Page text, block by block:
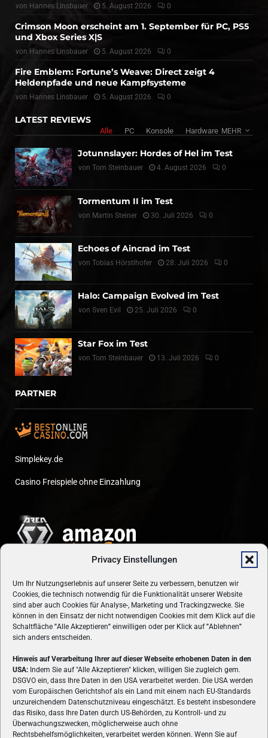
Privacy Einstellungen
Um Ihr Nutzungserlebnis auf unserer Seite zu verbessern, benutzen wir
Cookies, die technisch notwendig für die Funktionalität unserer Website
sind aber auch Cookies für Analyse-, Marketing und Trackingzwecke. Sie
können in den Einsatz der nicht notwendigen Cookies mit dem Klick auf die
Schaltfläche "Alle Akzeptieren" einwilligen oder per Klick auf"Ablehnen"
sich anders entscheiden.
Hinweis auf Verarbeitung Ihrer auf dieser Webseite erhobenen Daten in den
USA: Indem Sie auf "Alle Akzeptieren" klicken, willigen Sie zugleich gem.
DSGVO ein, dass Ihre Daten in den USA verarbeitet werden. Die USA werden
vom Europäischen Gerichtshof als ein Land mit einem nach EU-Standards
unzureichendem Datenschutzniveau eingeschätzt. Es besteht insbesondere
das Risiko, dass Ihre Daten durch US-Behörden, zu Kontroll- und zu
Überwachungszwecken, möglicherweise auch ohne
Rechtsbehelfsmöglichkeiten, verarbeitet werden können. Wenn Sie auf
von Hannes Linsbauer 5. August 2026 0
Crimson Moon erscheint am 1. September für PC, PS5
und Xbox Series X|S
von Hannes Linsbauer 5. August 2026 0
Fire Emblem: Fortune’s Weave: Direct zeigt 4
Heldenpfade und neue Kampfsysteme
von Hannes Linsbauer 5. August 2026 0
LATEST REVIEWS
Alle PC Konsole Hardware MEHR
Jotunnslayer: Hordes of Hel im Test
von Tom Steinbauer 4. August 2026 0
Tormentum II im Test
von Martin Steiner 30. Juli 2026 0
Echoes of Aincrad im Test
von Tobias Hörstlhofer 28. Juli 2026 0
Halo: Campaign Evolved im Test
von Sven Evil 25. Juli 2026 0
Star Fox im Test
von Tom Steinbauer 13. Juli 2026 0
PARTNER
Simplekey.de
Casino Freispiele ohne Einzahlung
ÜBER UNS
VON GAMERN, FÜR GAMER! Gamers.at ist das älteste Online-
Spielemagazin Österreichs und bringt täglich aktuelle News,
Reviews und Videos zu PC- und Konsolenspielen, Gaming-
Hardware und aus der Welt des e-Sport's.